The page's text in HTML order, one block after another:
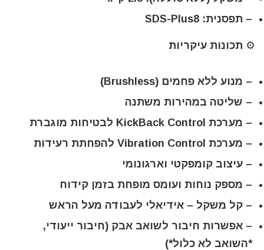
– תפסנית:
⚙️ תכונות עיקריות
– מנוע ללא פחמים (Brushless)
– שליטה במהירות משתנה
– מערכת KickBack Control לבטיחות מוגברת
– מערכת Vibration Control להפחתת רעידות
– עיצוב קומפקטי וארגונומי
– מספק נוחות ועומס מופחת בזמן קידוח
– קל משקל – אידיאלי לעבודה מעל הראש
– אפשרות חיבור לשואב אבק (חיבור ייעודי,
*השואב לא כלול*)